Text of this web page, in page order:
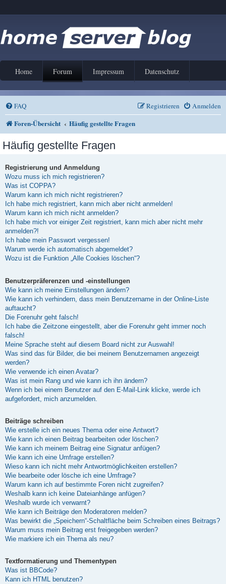
Home Forum Impressum Datenschutz
FAQ Anmelden
Registrieren
Foren-Übersicht Häufig gestellte Fragen
Häufig gestellte Fragen
Registrierung und Anmeldung
Wozu muss ich mich registrieren?
Was ist COPPA?
Warum kann ich mich nicht registrieren?
Ich habe mich registriert, kann mich aber nicht anmelden!
Warum kann ich mich nicht anmelden?
Ich habe mich vor einiger Zeit registriert, kann mich aber nicht mehr
anmelden?!
Ich habe mein Passwort vergessen!
Warum werde ich automatisch abgemeldet?
Wozu ist die Funktion „Alle Cookies löschen“?
Benutzerpräferenzen und -einstellungen
Wie kann ich meine Einstellungen ändern?
Wie kann ich verhindern, dass mein Benutzername in der Online-Liste
auftaucht?
Die Forenuhr geht falsch!
Ich habe die Zeitzone eingestellt, aber die Forenuhr geht immer noch
falsch!
Meine Sprache steht auf diesem Board nicht zur Auswahl!
Was sind das für Bilder, die bei meinem Benutzernamen angezeigt
werden?
Wie verwende ich einen Avatar?
Was ist mein Rang und wie kann ich ihn ändern?
Wenn ich bei einem Benutzer auf den E-Mail-Link klicke, werde ich
aufgefordert, mich anzumelden.
Beiträge schreiben
Wie erstelle ich ein neues Thema oder eine Antwort?
Wie kann ich einen Beitrag bearbeiten oder löschen?
Wie kann ich meinem Beitrag eine Signatur anfügen?
Wie kann ich eine Umfrage erstellen?
Wieso kann ich nicht mehr Antwortmöglichkeiten erstellen?
Wie bearbeite oder lösche ich eine Umfrage?
Warum kann ich auf bestimmte Foren nicht zugreifen?
Weshalb kann ich keine Dateianhänge anfügen?
Weshalb wurde ich verwarnt?
Wie kann ich Beiträge den Moderatoren melden?
Was bewirkt die „Speichern“-Schaltfläche beim Schreiben eines Beitrags?
Warum muss mein Beitrag erst freigegeben werden?
Wie markiere ich ein Thema als neu?
Textformatierung und Thementypen
Was ist BBCode?
Kann ich HTML benutzen?